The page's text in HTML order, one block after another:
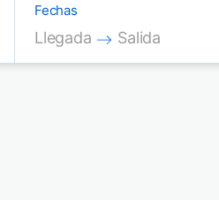
Fechas
Press the down arrow
Llegada
Press the
Salida